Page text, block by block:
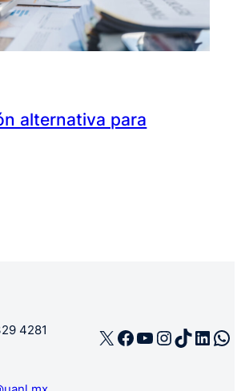
alternativa para
4281 X Facebook
YouTube
TikTok